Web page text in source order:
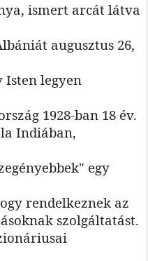
ismert arcát látva
augusztus 26,
Isten legyen
1928-ban 18 év.
Indiában,
egy
rendelkeznek az
szolgáltatást.